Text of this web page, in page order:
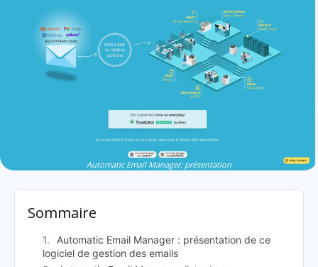
Automatic Email Manager: présentation
Sommaire
Automatic Email Manager : présentation de ce
logiciel de gestion des emails